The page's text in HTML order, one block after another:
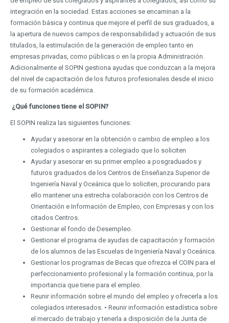
integración en la sociedad. Estas acciones se encaminan a la
formación básica y continua que mejore el perfil de sus graduados, a
la apertura de nuevos campos de responsabilidad y actuación de sus
titulados, la estimulación de la generación de empleo tanto en
empresas privadas, como públicas o en la propia Administración.
Adicionalmente el SOPIN gestiona ayudas que conduzcan a la mejora
del nivel de capacitación de los futuros profesionales desde el inicio
de su formación académica.
¿Qué funciones tiene el SOPIN?
El SOPIN realiza las siguientes funciones:
Ayudar y asesorar en la obtención o cambio de empleo a los
colegiados o aspirantes a colegiado que lo soliciten
Ayudar y asesorar en su primer empleo a posgraduados y
futuros graduados de los Centros de Enseñanza Superior de
Ingeniería Naval y Oceánica que lo soliciten, procurando para
ello mantener una estrecha colaboración con los Centros de
Orientación e Información de Empleo, con Empresas y con los
citados Centros.
Gestionar el fondo de Desempleo.
Gestionar el programa de ayudas de capacitación y formación
de los alumnos de las Escuelas de Ingeniería Naval y Oceánica.
Gestionar los programas de Becas que ofrezca el COIN para el
perfeccionamiento profesional y la formación continua, por la
importancia que tiene para el empleo.
Reunir información sobre el mundo del empleo y ofrecerla a los
colegiados interesados. • Reunir información estadística sobre
el mercado de trabajo y tenerla a disposición de la Junta de